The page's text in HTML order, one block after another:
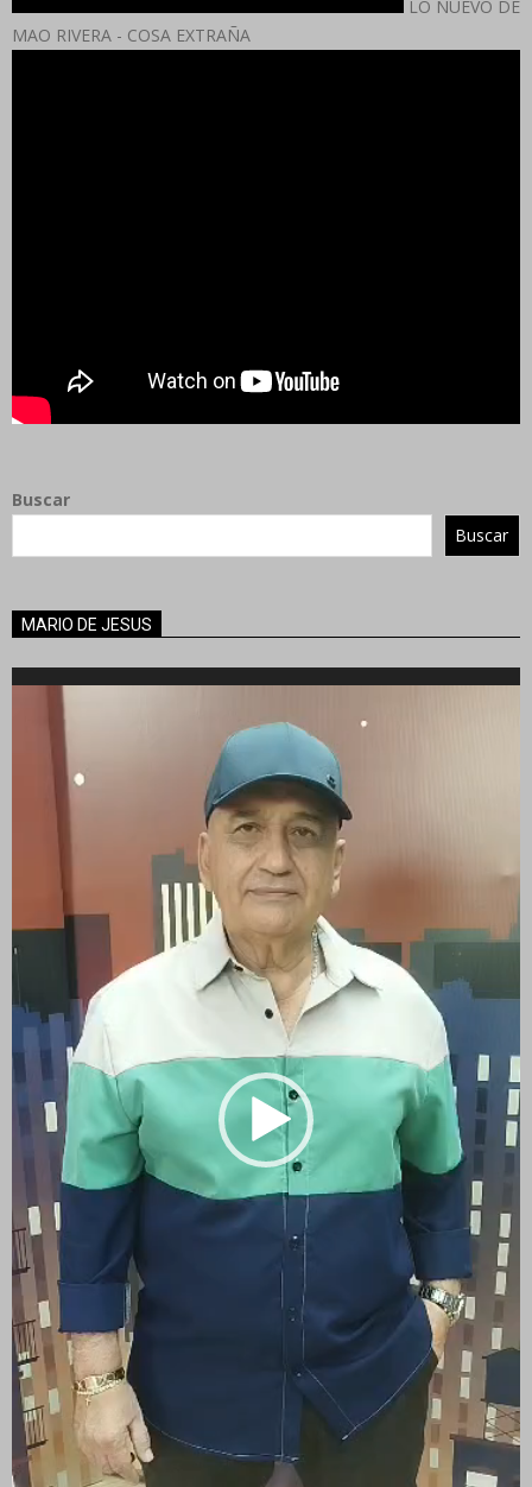
LO NUEVO DE
MAO RIVERA - COSA EXTRAÑA
Buscar
Buscar
MARIO DE JESUS
Reproductor